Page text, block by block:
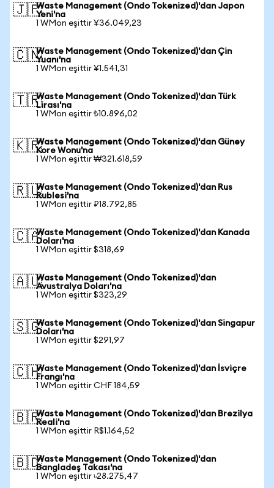
🇯🇵Waste Management (Ondo Tokenized)'dan Japon
Yeni'na
1 WMon eşittir ¥36.049,23
🇨🇳Waste Management (Ondo Tokenized)'dan Çin
Yuanı'na
1 WMon eşittir ¥1.541,31
🇹🇷Waste Management (Ondo Tokenized)'dan Türk
Lirası'na
1 WMon eşittir ₺10.896,02
🇰🇷Waste Management (Ondo Tokenized)'dan Güney
Kore Wonu'na
1 WMon eşittir ₩321.618,59
🇷🇺Waste Management (Ondo Tokenized)'dan Rus
Rublesi'na
1 WMon eşittir ₽18.792,85
🇨🇦Waste Management (Ondo Tokenized)'dan Kanada
Doları'na
1 WMon eşittir $318,69
🇦🇺Waste Management (Ondo Tokenized)'dan
Avustralya Doları'na
1 WMon eşittir $323,29
🇸🇬Waste Management (Ondo Tokenized)'dan Singapur
Doları'na
1 WMon eşittir $291,97
🇨🇭Waste Management (Ondo Tokenized)'dan İsviçre
Frangı'na
1 WMon eşittir CHF 184,59
🇧🇷Waste Management (Ondo Tokenized)'dan Brezilya
Reali'na
1 WMon eşittir R$1.164,52
🇧🇩Waste Management (Ondo Tokenized)'dan
Bangladeş Takası'na
1 WMon eşittir ৳28.275,47